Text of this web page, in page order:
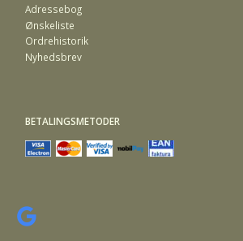
Adressebog
Ønskeliste
Ordrehistorik
Nyhedsbrev
BETALINGSMETODER